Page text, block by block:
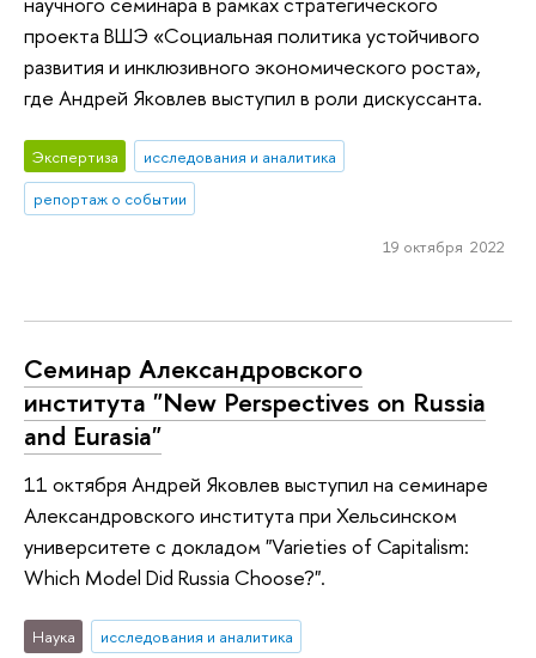
проекта ВШЭ «Социальная политика устойчивого
развития и инклюзивного экономического роста»,
где Андрей Яковлев выступил в роли дискуссанта.
Экспертиза
исследования и аналитика
репортаж о событии
19 октября 2022
Семинар Александровского
института "New Per­spect­ives on Rus­sia
and Eurasia"
11 октября Андрей Яковлев выступил на семинаре
Александровского института при Хельсинском
университете с докладом "Vari­et­ies of Cap­it­al­ism:
Which Model Did Rus­sia Choose?".
Наука исследования и аналитика